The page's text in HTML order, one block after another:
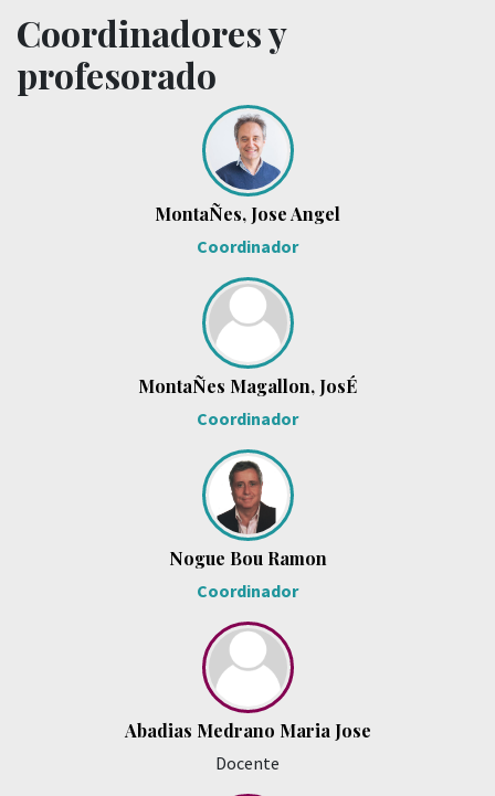
Coordinadores y
profesorado
MontaÑes, Jose Angel
Coordinador
MontaÑes Magallon, JosÉ
Coordinador
Nogue Bou Ramon
Coordinador
Abadias Medrano Maria Jose
Docente